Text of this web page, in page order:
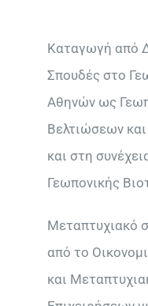
Καταγωγή από
Σπουδές στο
Αθηνών ως
Βελτιώσεων
και στη
Γεωπονικής
Μεταπτυχιακό
από το
και